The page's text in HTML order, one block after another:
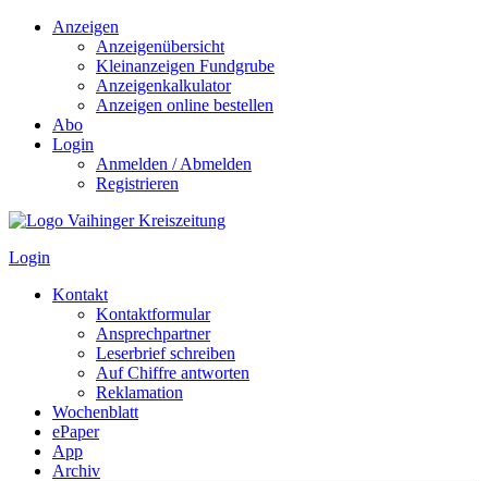
Anzeigen
Anzeigenübersicht
Kleinanzeigen Fundgrube
Anzeigenkalkulator
Anzeigen online bestellen
Abo
Login
Anmelden / Abmelden
Registrieren
Login
Kontakt
Kontaktformular
Ansprechpartner
Leserbrief schreiben
Auf Chiffre antworten
Reklamation
Wochenblatt
ePaper
App
Archiv